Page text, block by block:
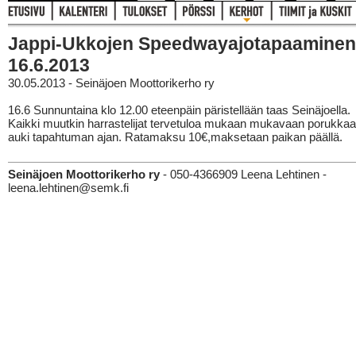
Jappi-Ukkojen Speedwayajotapaaminen
16.6.2013
30.05.2013 - Seinäjoen Moottorikerho ry
16.6 Sunnuntaina klo 12.00 eteenpäin päristellään taas Seinäjoella.
Kaikki muutkin harrastelijat tervetuloa mukaan mukavaan
auki tapahtuman ajan. Ratamaksu 10€,maksetaan paikan päällä.
Seinäjoen Moottorikerho ry - 050-4366909 Leena Lehtinen -
leena.lehtinen@semk.fi